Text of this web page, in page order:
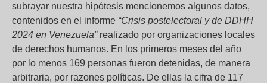
subrayar nuestra hipótesis mencionemos algunos datos,
contenidos en el informe “Crisis postelectoral y de DDHH
2024 en Venezuela”realizado por organizaciones locales
de derechos humanos. En los primeros meses del año
por lo menos 169 personas fueron detenidas, de manera
arbitraria, por razones políticas. De ellas la cifra de 117